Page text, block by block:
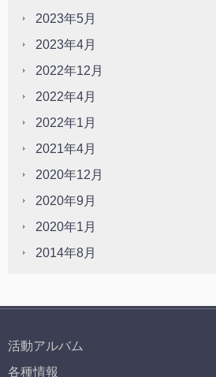
2023年5月
2023年4月
2022年12月
2022年4月
2022年1月
2021年4月
2020年12月
2020年9月
2020年1月
2014年8月
活動アルバム
各種情報